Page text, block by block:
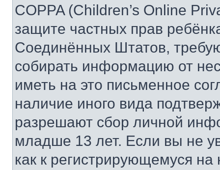
COPPA (Children’s Online
защите частных прав
Соединённых Штатов,
собирать информацию от
иметь на это письменное
наличие иного вида
разрешают сбор личной
младше 13 лет. Если вы не
как к регистрирующемуся